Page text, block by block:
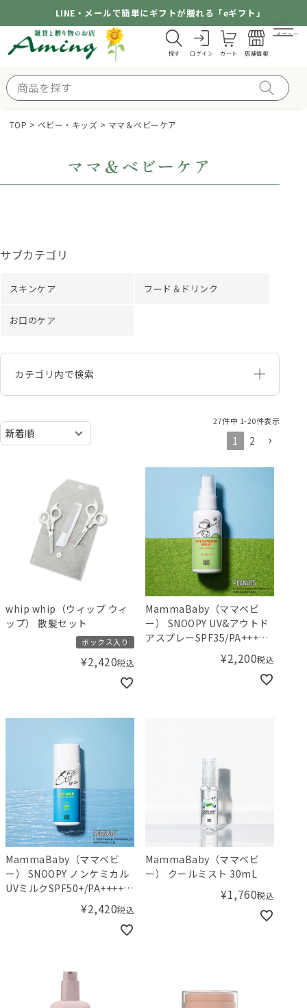
LINE・メールで簡単にギフトが贈れる「eギフト」
探す ログイン カート 店舗情報
メニュー
TOP ベビー・キッズ ママ＆ベビーケア
ママ＆ベビーケア
サブカテゴリ
スキンケア フード＆ドリンク
お口のケア
カテゴリ内で検索
27件中 1-20件表示
1 2
whip whip（ウィップ ウィ
ップ） 散髪セット
ボックス入り
¥2,420税込
MammaBaby（ママベビ
ー） SNOOPY UV&アウトド
アスプレーSPF35/PA+++
¥2,200税込
MammaBaby（ママベビ
ー） SNOOPY ノンケミカル
UVミルクSPF50+/PA++++
¥2,420税込
MammaBaby（ママベビ
ー） クールミスト 30mL
¥1,760税込